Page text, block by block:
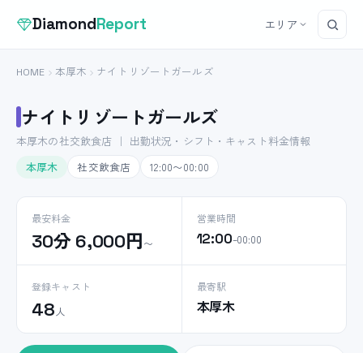
DiamondReport エリア
HOME 本厚木 ナイトリゾートガールズ
ナイトリゾートガールズ
本厚木の社交飲食店 ｜ 出勤状況・シフト・キャスト料金情報
本厚木
社交飲食店 12:00〜00:00
最安料金
30分 6,000円〜
営業時間
12:00–00:00
登録キャスト
48 人
最寄駅
本厚木